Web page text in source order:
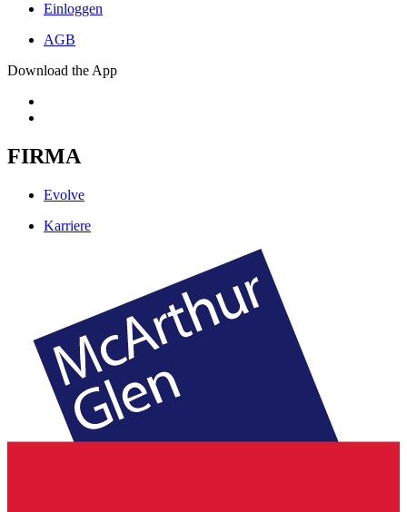
Einloggen
AGB
Download the App
FIRMA
Evolve
Karriere